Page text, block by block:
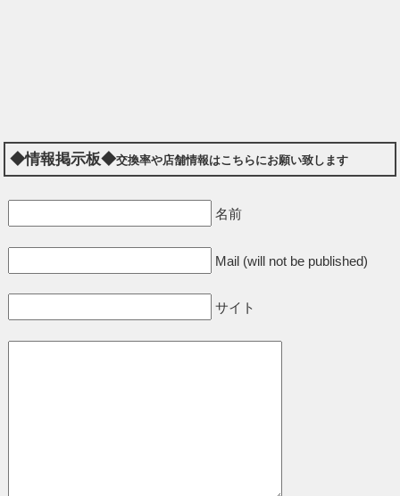
◆情報掲示板◆交換率や店舗情報はこちらにお願い致します
名前
Mail (will not be published)
サイト